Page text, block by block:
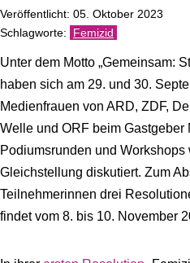
Veröffentlicht: 05. Oktober 2023
Femizid
Unter dem Motto „Gemeinsam:
haben sich am 29. und 30.
Medienfrauen von ARD, ZDF,
Welle und ORF beim Gastgeber
Podiumsrunden und
Gleichstellung diskutiert. Zum
Teilnehmerinnen drei
findet vom 8. bis 10. November